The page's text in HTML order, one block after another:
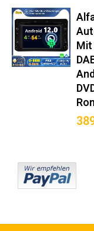
volle
Original-
Integrierter
Mitgelieferter
Keine
Premium-
360° Kamera-
OBD2-